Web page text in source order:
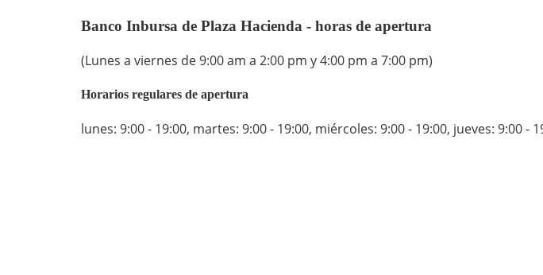
Banco Inbursa de Plaza Hacienda - horas de apertura
(Lunes a viernes de 9:00 am a 2:00 pm y 4:00 pm a 7:00 pm)
Horarios regulares de apertura
lunes: 9:00 - 19:00, martes: 9:00 - 19:00, miércoles: 9:00 - 19:00, jueves: 9:00 -